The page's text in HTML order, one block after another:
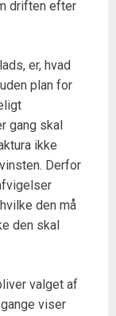
driften efter
er, hvad
plan for
gang skal
ikke
Derfor
den må
den skal
valget af
viser